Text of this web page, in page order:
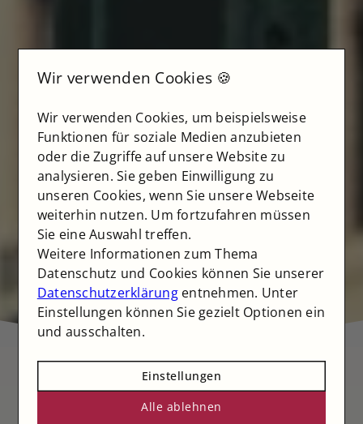
Wir verwenden Cookies 🍪
Wir verwenden Cookies, um beispielsweise
Funktionen für soziale Medien anzubieten
oder die Zugriffe auf unsere Website zu
analysieren. Sie geben Einwilligung zu
unseren Cookies, wenn Sie unsere Webseite
weiterhin nutzen. Um fortzufahren müssen
Sie eine Auswahl treffen.
Weitere Informationen zum Thema
Datenschutz und Cookies können Sie unserer
Datenschutzerklärungentnehmen. Unter
Einstellungen können Sie gezielt Optionen ein
und ausschalten.
Einstellungen
Alle ablehnen